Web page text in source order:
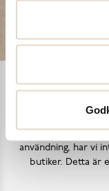
Utifrån målet att
skede, samt
användning, har vi
butiker. Detta är